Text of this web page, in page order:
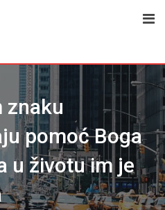
znaku
pomoć Boga
u životu im je